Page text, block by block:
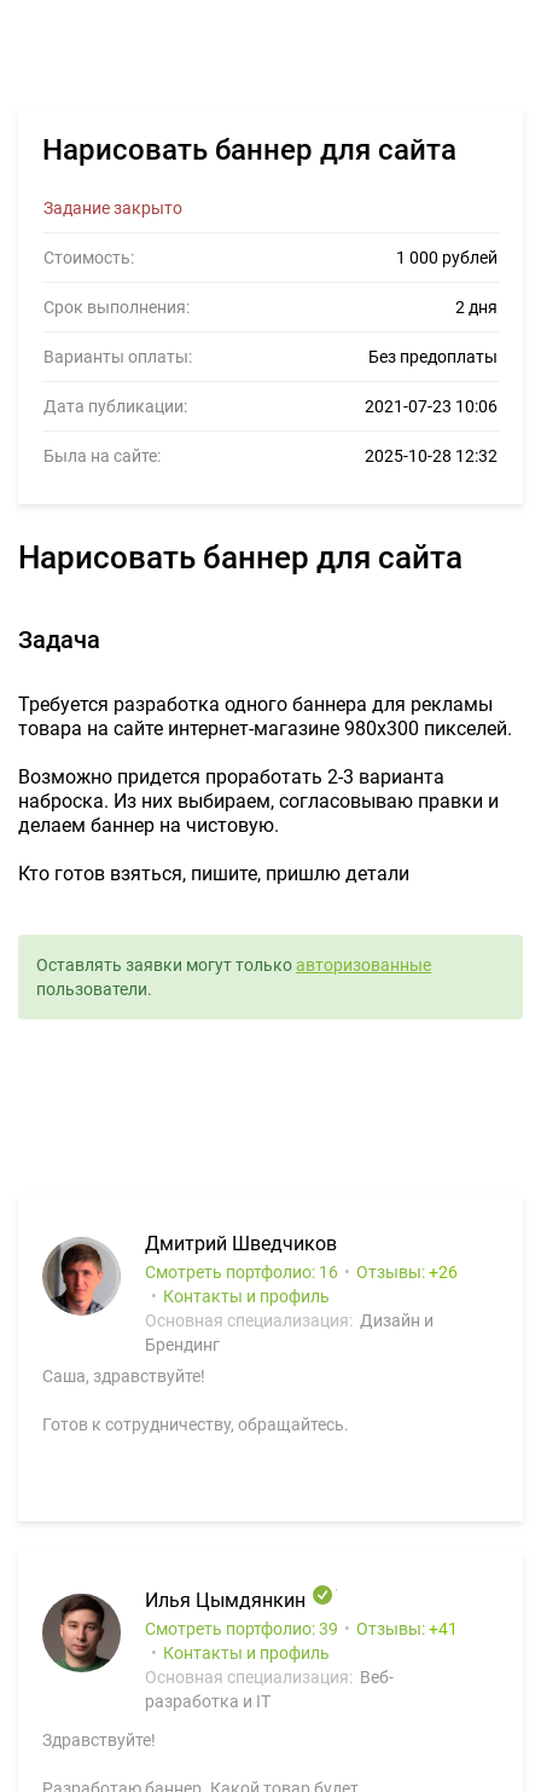
Нарисовать баннер для сайта
Задание закрыто
Стоимость: 1 000 рублей
Срок выполнения: 2 дня
Варианты оплаты: Без предоплаты
Дата публикации: 2021-07-23 10:06
Была на сайте: 2025-10-28 12:32
Нарисовать баннер для сайта
Задача
Требуется разработка одного баннера для рекламы
товара на сайте интернет-магазине 980х300 пикселей.
Возможно придется проработать 2-3 варианта
наброска. Из них выбираем, согласовываю правки и
делаем баннер на чистовую.
Кто готов взяться, пишите, пришлю детали
Оставлять заявки могут толькоавторизованные
пользователи.
Дмитрий Шведчиков
Смотреть портфолио: 16 Отзывы:
26
Контакты и профиль
Основная специализация: Дизайн и
Брендинг
Саша, здравствуйте!
Готов к сотрудничеству, обращайтесь.
Илья Цымдянкин
Смотреть портфолио: 39 Отзывы:
41
Контакты и профиль
Основная специализация: Веб-
разработка и IT
Здравствуйте!